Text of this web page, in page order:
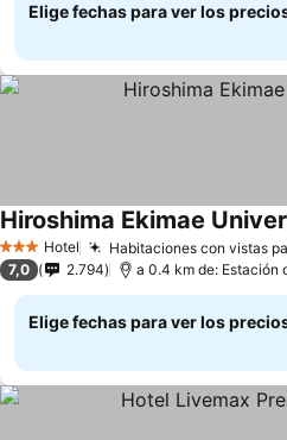
Elige fechas para ver los
3 Estrellas
Hotel Habitaciones con vistas
Hiroshima Ekimae
7,0 2.794 a 0.4 km de: Estación
Elige fechas para ver los